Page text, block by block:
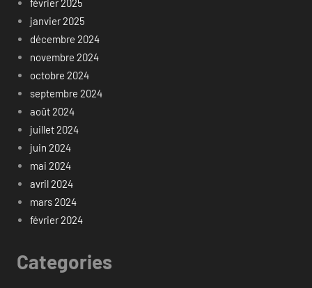
février 2025
janvier 2025
décembre 2024
novembre 2024
octobre 2024
septembre 2024
août 2024
juillet 2024
juin 2024
mai 2024
avril 2024
mars 2024
février 2024
Categories